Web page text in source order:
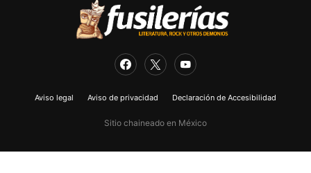
Aviso legal Aviso de privacidad Declaración de Accesibilidad
Sitio chaineado en México